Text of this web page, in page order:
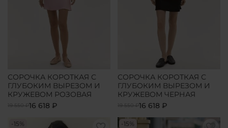
СОРОЧКА КОРОТКАЯ С
ГЛУБОКИМ ВЫРЕЗОМ И
КРУЖЕВОМ РОЗОВАЯ
19 550 ₽16 618 ₽
СОРОЧКА КОРОТКАЯ С
ГЛУБОКИМ ВЫРЕЗОМ И
КРУЖЕВОМ ЧЕРНАЯ
19 550 ₽16 618 ₽
-15% -15%